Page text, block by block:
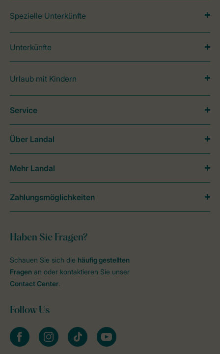
Spezielle Unterkünfte
Unterkünfte
Urlaub mit Kindern
Haben Sie Fragen?
Schauen Sie sich die häufig gestellten
Fragen an oder kontaktieren Sie unser
Contact Center.
Follow Us
facebookinstagramtiktok youtube
Service
Über Landal
Mehr Landal
Zahlungsmöglichkeiten